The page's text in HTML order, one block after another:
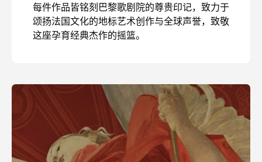
每件作品皆铭刻巴黎歌剧院的尊贵印记，致力于
颂扬法国文化的地标艺术创作与全球声誉，致敬
这座孕育经典杰作的摇篮。